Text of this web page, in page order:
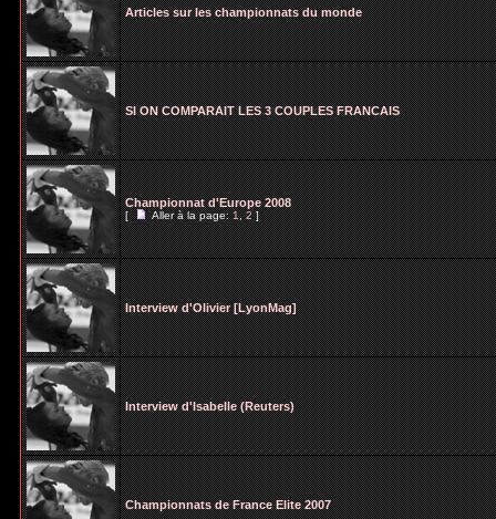
Articles sur les championnats du monde
SI ON COMPARAIT LES 3 COUPLES FRANCAIS
Championnat d'Europe 2008
[ Aller à la page:1,2]
Interview d'Olivier [LyonMag]
Interview d'Isabelle (Reuters)
Championnats de France Elite 2007